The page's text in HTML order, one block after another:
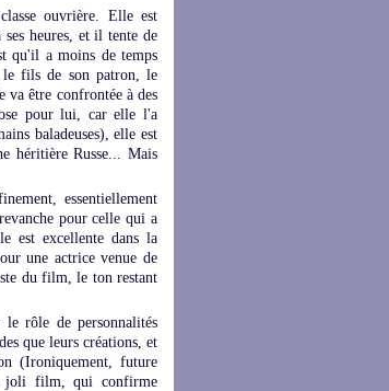
ouvrière. Elle est
heures, et il tente de
qu'il a moins de temps
le fils de son patron, le
être confrontée à des
pour lui, car elle l'a
baladeuses), elle est
héritière Russe... Mais
essentiellement
pour celle qui a
est excellente dans la
une actrice venue de
du film, le ton restant
rôle de personnalités
que leurs créations, et
(Ironiquement, future
joli film, qui confirme